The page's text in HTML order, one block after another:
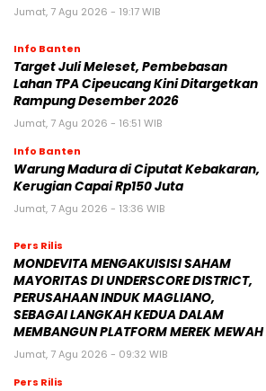
Jumat, 7 Agu 2026 - 19:17 WIB
Info Banten
Target Juli Meleset, Pembebasan
Lahan TPA Cipeucang Kini Ditargetkan
Rampung Desember 2026
Jumat, 7 Agu 2026 - 16:51 WIB
Info Banten
Warung Madura di Ciputat Kebakaran,
Kerugian Capai Rp150 Juta
Jumat, 7 Agu 2026 - 13:36 WIB
Pers Rilis
MONDEVITA MENGAKUISISI SAHAM
MAYORITAS DI UNDERSCORE DISTRICT,
PERUSAHAAN INDUK MAGLIANO,
SEBAGAI LANGKAH KEDUA DALAM
MEMBANGUN PLATFORM MEREK
Jumat, 7 Agu 2026 - 09:32 WIB
Pers Rilis